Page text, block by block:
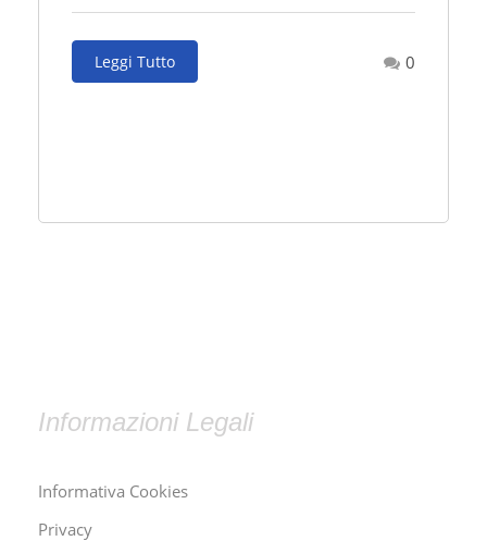
Leggi Tutto 0
Informazioni Legali
Informativa Cookies
Privacy